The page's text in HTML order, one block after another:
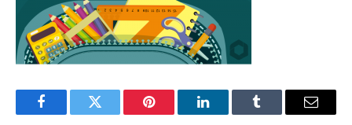
FacebookTwitter Pinterest LinkedInTumblr Email